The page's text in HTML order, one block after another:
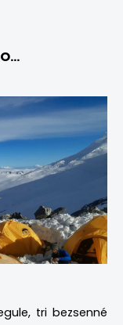
tri bezsenné